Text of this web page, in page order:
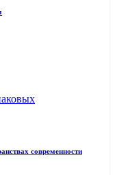
современности